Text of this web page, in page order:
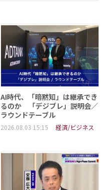
AI時代、「暗黙知」は継承でき
るのか 「デジブレ」説明会／
ラウンドテーブル
2026.08.03 15:15 経済/ビジネス